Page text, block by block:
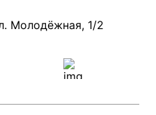
Молодёжная, 1/2